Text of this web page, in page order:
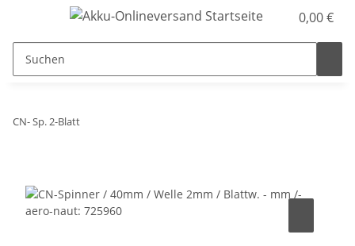
0,00 €
CN- Sp. 2-Blatt